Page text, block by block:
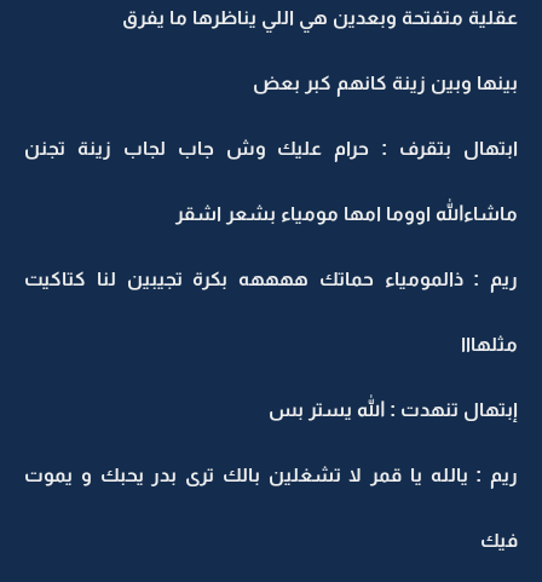
عقلية متفتحة وبعدين هي اللي يناظرها ما يفرق
بينها وبين زينة كانهم كبر بعض
ابتهال بتقرف : حرام عليك وش جاب لجاب زينة تجنن
ماشاءالله اووما امها مومياء بشعر اشقر
ريم : ذالمومياء حماتك ههههه بكرة تجيبين لنا كتاكيت
مثلهااا
إبتهال تنهدت : الله يستر بس
ريم : يالله يا قمر لا تشغلين بالك ترى بدر يحبك و يموت
فيك